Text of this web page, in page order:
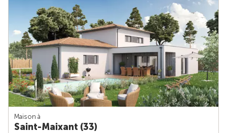
Maison à
Saint-Maixant (33)